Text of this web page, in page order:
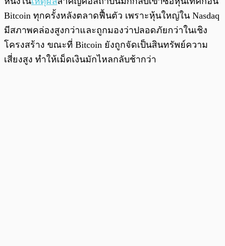
Bitcoin ทุกครั้งหลังตลาดฟื้นตัว เพราะหุ้นใหญ่ใน Nasdaq
มีสภาพคล่องสูงกว่าและถูกมองว่าปลอดภัยกว่าในเชิง
โครงสร้าง ขณะที่ Bitcoin ยังถูกจัดเป็นสินทรัพย์ความ
เสี่ยงสูง ทำให้เม็ดเงินมักไหลกลับช้ากว่า